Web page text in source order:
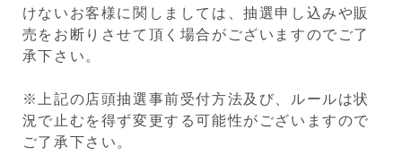
けないお客様に関しましては、抽選申し込みや販
売をお断りさせて頂く場合がございますのでご了
承下さい。
※上記の店頭抽選事前受付方法及び、ルールは状
況で止むを得ず変更する可能性がございますので
ご了承下さい。